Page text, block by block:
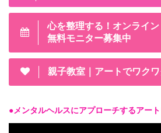
心を整理する！オンライン
無料モニター募集中
親子教室｜アートでワク
●メンタルヘルスにアプローチするアー